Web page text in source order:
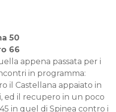
50
66
appena passata per i
in programma:
il Castellana appaiato in
ed il recupero in un poco
in quel di Spinea contro i